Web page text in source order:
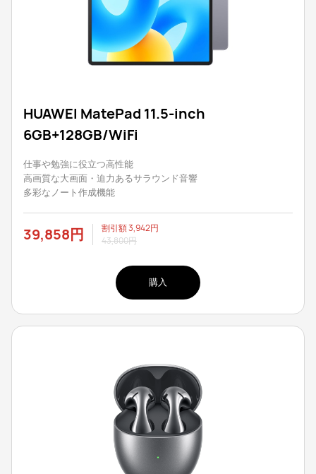
HUAWEI MatePad 11.5-inch
6GB+128GB/WiFi
仕事や勉強に役立つ高性能
高画質な大画面・迫力あるサラウンド音響
多彩なノート作成機能
39,858円 割引額3,942円
43,800円
購入